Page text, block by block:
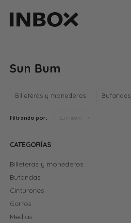
Sun Bum
Billeteras y monederos Bufandas
Filtrando por: Sun Bum
CATEGORÍAS
Billeteras y monederos
Bufandas
Cinturones
Gorros
Medias